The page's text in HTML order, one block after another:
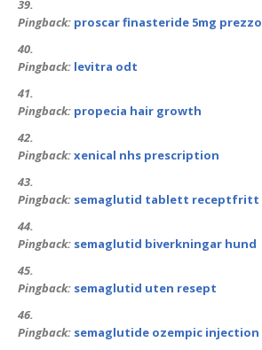
Pingback: proscar finasteride 5mg prezzo
Pingback: levitra odt
Pingback: propecia hair growth
Pingback:xenical nhs prescription
Pingback: semaglutid tablett receptfritt
Pingback: semaglutid biverkningar hund
Pingback: semaglutid uten resept
Pingback: semaglutide ozempic injection